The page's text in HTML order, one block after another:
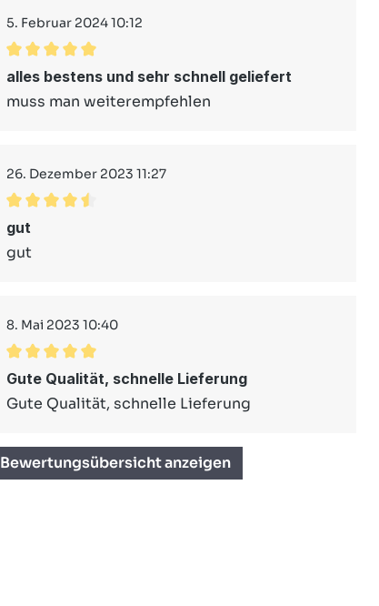
5. Februar 2024 10:12
Durchschnittliche Bewertung von 5 von 5 Sternen
alles bestens und sehr schnell geliefert
muss man weiterempfehlen
26. Dezember 2023 11:27
Durchschnittliche Bewertung von 4.5 von 5
gut
gut
8. Mai 2023 10:40
Durchschnittliche Bewertung von 5 von 5 Sternen
Gute Qualität, schnelle Lieferung
Gute Qualität, schnelle Lieferung
Bewertungsübersicht anzeigen